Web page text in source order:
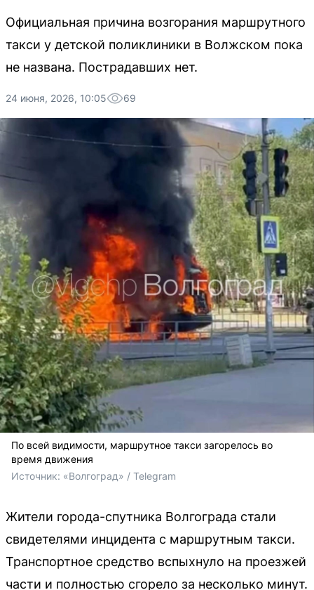
Официальная причина возгорания маршрутного
такси у детской поликлиники в Волжском пока
не названа. Пострадавших нет.
24 июня, 2026, 10:05 69
По всей видимости, маршрутное такси загорелось во
время движения
Источник: «Волгоград» / Telegram
Жители города-спутника Волгограда стали
свидетелями инцидента с маршрутным такси.
Транспортное средство вспыхнуло на проезжей
части и полностью сгорело за несколько минут.